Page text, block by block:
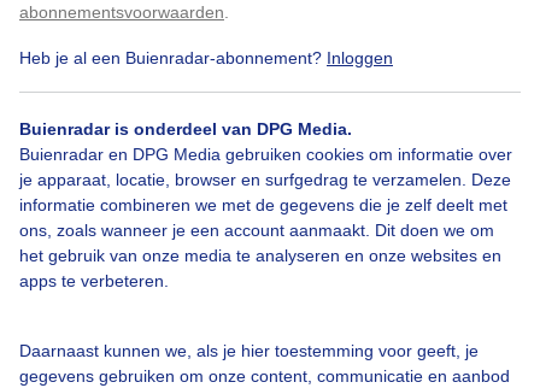
abonnementsvoorwaarden
Heb je al een Buienradar-abonnement? Inloggen
Buienradar is onderdeel van DPG Media.
Buienradar en DPG Media gebruiken cookies om informatie over
je apparaat, locatie, browser en surfgedrag te verzamelen. Deze
informatie combineren we met de gegevens die je zelf deelt met
ons, zoals wanneer je een account aanmaakt. Dit doen we om
het gebruik van onze media te analyseren en onze websites en
apps te verbeteren.
Daarnaast kunnen we, als je hier toestemming voor geeft, je
gegevens gebruiken om onze content, communicatie en aanbod
Bekijk slideshow